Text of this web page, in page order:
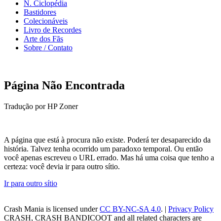
N. Ciclopédia
Bastidores
Colecionáveis
Livro de Recordes
Arte dos Fãs
Sobre / Contato
Página Não Encontrada
Tradução por HP Zoner
A página que está à procura não existe. Poderá ter desaparecido da
história. Talvez tenha ocorrido um paradoxo temporal. Ou então
você apenas escreveu o URL errado. Mas há uma coisa que tenho a
certeza: você devia ir para outro sítio.
Ir para outro sítio
Crash Mania is licensed underCC BY-NC-SA 4.0. | Privacy Policy
CRASH, CRASH BANDICOOT and all related characters are